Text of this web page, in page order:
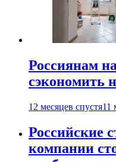
Россиянам
сэкономить
12 месяцев спустя11
Российские
компании